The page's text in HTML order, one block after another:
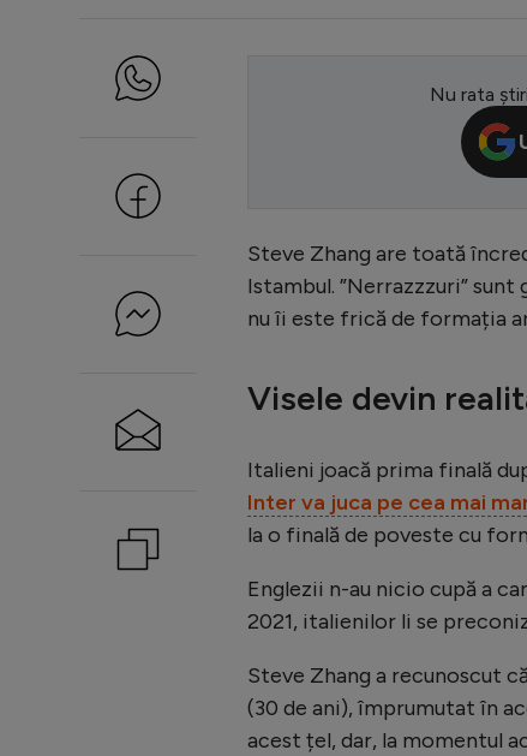
Nu rata
Steve Zhang are toată
Istambul. ”Nerrazzzuri”
nu îi este frică de formația
Visele devin
Italieni joacă prima finală
Inter va juca pe cea mai
la o finală de poveste cu
Englezii n-au nicio cupă a
2021, italienilor li se
Steve Zhang a recunoscut
(30 de ani), împrumutat în
acest țel, dar, la momentul